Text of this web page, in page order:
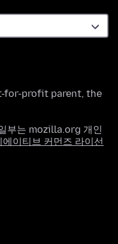
for-profit parent, the
부는 mozilla.org 개인
에이티브 커먼즈 라이선